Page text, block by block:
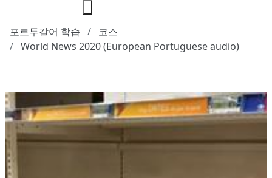
포르투갈어 학습
코스
World News 2020 (European Portuguese audio)